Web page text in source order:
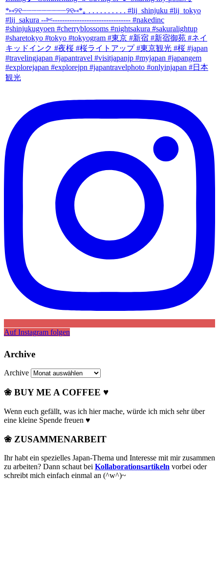
Auf Instagram folgen
Archive
Archive
❀ BUY ME A COFFEE ♥
Wenn euch gefällt, was ich hier mache, würde ich mich sehr über
eine kleine Spende freuen ♥
❀ ZUSAMMENARBEIT
Ihr habt ein spezielles Japan-Thema und Interesse mit mir zusammen
zu arbeiten? Dann schaut bei Kollaborationsartikeln vorbei oder
schreibt mich einfach einmal an (^w^)~